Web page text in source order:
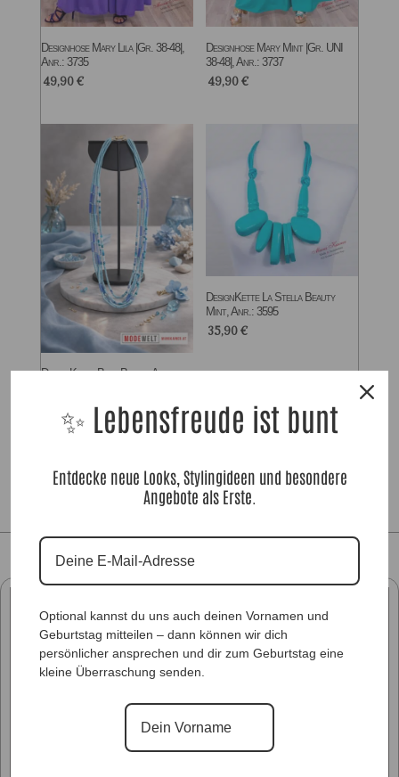
Designhose Mary Lila |Gr. 38-48|,
Anr.: 3735
49,90€
Designhose Mary Mint |Gr. UNI
38-48|, Anr.: 3737
49,90€
DesignKette Blue Beach, Anr.:
DesignKette La Stella Beauty
Mint, Anr.: 3595
35,90€
✨ Lebensfreude ist bunt
Entdecke neue Looks, Stylingideen und besondere
Angebote als Erste.
Optional kannst du uns auch deinen Vornamen und
Geburtstag mitteilen – dann können wir dich
persönlicher ansprechen und dir zum Geburtstag eine
kleine Überraschung senden.